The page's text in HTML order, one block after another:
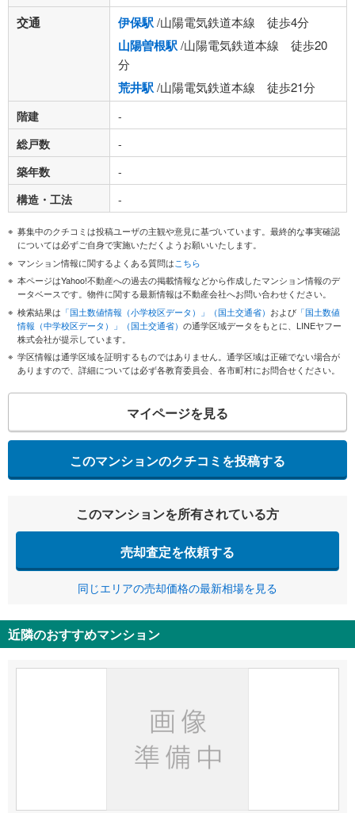
交通 伊保駅/山陽電気鉄道本線 徒歩4分
山陽曽根駅/山陽電気鉄道本線 徒歩20
分
荒井駅/山陽電気鉄道本線 徒歩21分
階建
-
総戸数
-
築年数
-
構造・工法
-
募集中のクチコミは投稿ユーザの主観や意見に基づいています。最終的な事実確認
については必ずご自身で実施いただくようお願いいたします。
マンション情報に関するよくある質問はこちら
本ページはYahoo!不動産への過去の掲載情報などから作成したマンション情報のデ
ータベースです。物件に関する最新情報は不動産会社へお問い合わせください。
検索結果は 「国土数値情報（小学校区データ）」（国土交通省） および 「国土数値
情報（中学校区データ）」（国土交通省） の通学区域データをもとに、LINEヤフー
株式会社が提示しています。
学区情報は通学区域を証明するものではありません。通学区域は正確でない場合が
ありますので、詳細については必ず各教育委員会、各市町村にお問合せください。
マイページを見る
このマンションのクチコミを投稿する
このマンションを所有されている方
売却査定を依頼する
同じエリアの売却価格の最新相場を見る
近隣のおすすめマンション